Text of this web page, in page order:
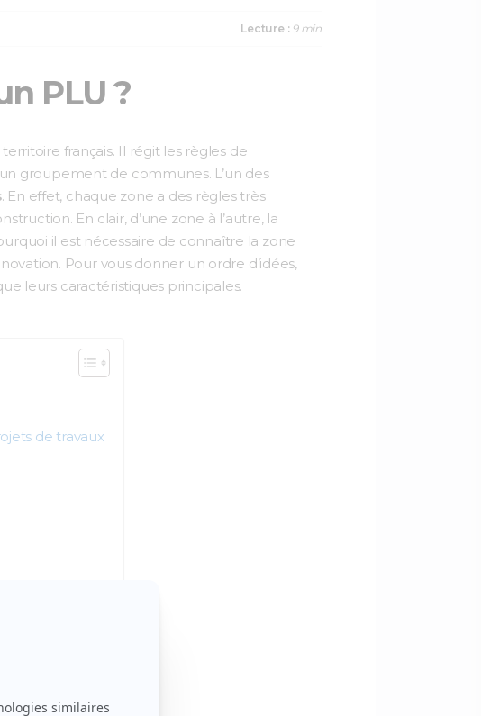
c
i
n
Lecture : 9 min
PLU ?
français. Il régit les règles de
groupement de communes. L’un des
. En effet, chaque zone a des règles très
En clair, d’une zone à l’autre, la
il est nécessaire de connaître la zone
Pour vous donner un ordre d’idées,
leurs caractéristiques principales.
de travaux
zones.